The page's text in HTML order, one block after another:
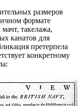
размеров
формате
такелажа,
канатов для
претерпела
конкретному